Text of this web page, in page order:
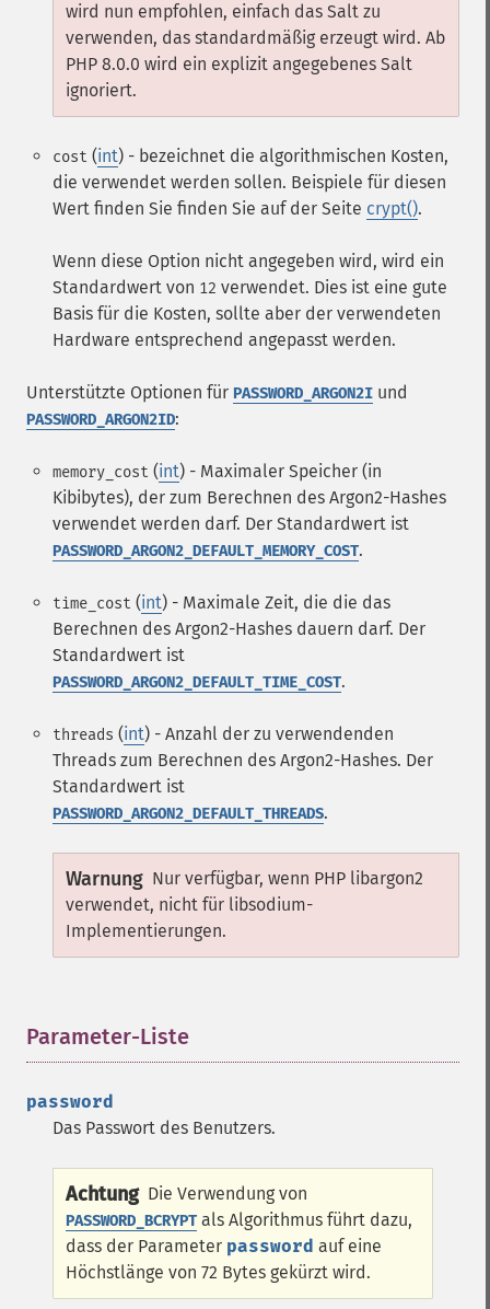
wird nun empfohlen, einfach das Salt zu
verwenden, das standardmäßig erzeugt wird. Ab
PHP 8.0.0 wird ein explizit angegebenes Salt
ignoriert.
cost (int) - bezeichnet die algorithmischen Kosten,
die verwendet werden sollen. Beispiele für diesen
Wert finden Sie finden Sie auf der Seite crypt().
Wenn diese Option nicht angegeben wird, wird ein
Standardwert von 12 verwendet. Dies ist eine gute
Basis für die Kosten, sollte aber der verwendeten
Hardware entsprechend angepasst werden.
Unterstützte Optionen für PASSWORD_ARGON2I und
PASSWORD_ARGON2ID:
memory_cost (int) - Maximaler Speicher (in
Kibibytes), der zum Berechnen des Argon2-Hashes
verwendet werden darf. Der Standardwert ist
PASSWORD_ARGON2_DEFAULT_MEMORY_COST.
time_cost (int) - Maximale Zeit, die die das
Berechnen des Argon2-Hashes dauern darf. Der
Standardwert ist
PASSWORD_ARGON2_DEFAULT_TIME_COST.
threads (int) - Anzahl der zu verwendenden
Threads zum Berechnen des Argon2-Hashes. Der
Standardwert ist
PASSWORD_ARGON2_DEFAULT_THREADS.
Warnung Nur verfügbar, wenn PHP libargon2
verwendet, nicht für libsodium-
Implementierungen.
Parameter-Liste
password
Das Passwort des Benutzers.
Achtung Die Verwendung von
PASSWORD_BCRYPT als Algorithmus führt dazu,
dass der Parameter password auf eine
Höchstlänge von 72 Bytes gekürzt wird.